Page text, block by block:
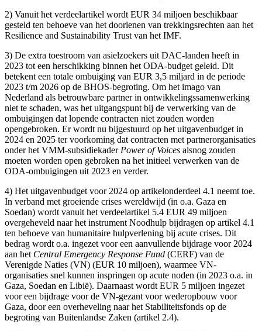
2) Vanuit het verdeelartikel wordt EUR 34 miljoen beschikbaar
gesteld ten behoeve van het doorlenen van trekkingsrechten aan het
Resilience and Sustainability Trust van het IMF.
3) De extra toestroom van asielzoekers uit DAC-landen heeft in
2023 tot een herschikking binnen het ODA-budget geleid. Dit
betekent een totale ombuiging van EUR 3,5 miljard in de periode
2023 t/m 2026 op de BHOS-begroting. Om het imago van
Nederland als betrouwbare partner in ontwikkelingssamenwerking
niet te schaden, was het uitgangspunt bij de verwerking van de
ombuigingen dat lopende contracten niet zouden worden
opengebroken. Er wordt nu bijgestuurd op het uitgavenbudget in
2024 en 2025 ter voorkoming dat contracten met partnerorganisaties
onder het VMM-subsidiekader Power of Voices alsnog zouden
moeten worden open gebroken na het initieel verwerken van de
ODA-ombuigingen uit 2023 en verder.
4) Het uitgavenbudget voor 2024 op artikelonderdeel 4.1 neemt toe.
In verband met groeiende crises wereldwijd (in o.a. Gaza en
Soedan) wordt vanuit het verdeelartikel 5.4 EUR 49 miljoen
overgeheveld naar het instrument Noodhulp bijdragen op artikel 4.1
ten behoeve van humanitaire hulpverlening bij acute crises. Dit
bedrag wordt o.a. ingezet voor een aanvullende bijdrage voor 2024
aan het Central Emergency Response Fund (CERF) van de
Verenigde Naties (VN) (EUR 10 miljoen), waarmee VN-
organisaties snel kunnen inspringen op acute noden (in 2023 o.a. in
Gaza, Soedan en Libië). Daarnaast wordt EUR 5 miljoen ingezet
voor een bijdrage voor de VN-gezant voor wederopbouw voor
Gaza, door een overheveling naar het Stabiliteitsfonds op de
begroting van Buitenlandse Zaken (artikel 2.4).